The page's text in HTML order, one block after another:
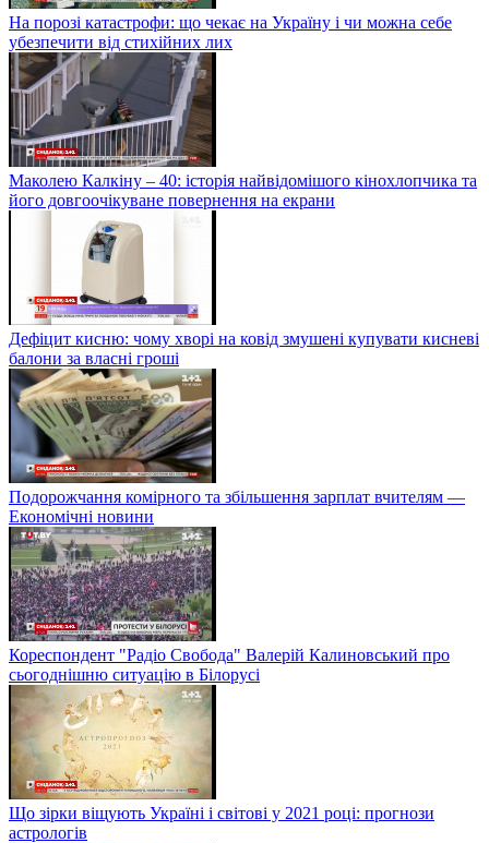
На порозі катастрофи: що чекає на Україну і чи можна себе
убезпечити від стихійних лих
Маколею Калкіну – 40: історія найвідомішого кінохлопчика та
його довгоочікуване повернення на екрани
Дефіцит кисню: чому хворі на ковід змушені купувати кисневі
балони за власні гроші
Подорожчання комірного та збільшення зарплат вчителям —
Економічні новини
Кореспондент "Радіо Свобода" Валерій Калиновський про
сьогоднішню ситуацію в Білорусі
Що зірки віщують Україні і світові у 2021 році: прогнози
астрологів